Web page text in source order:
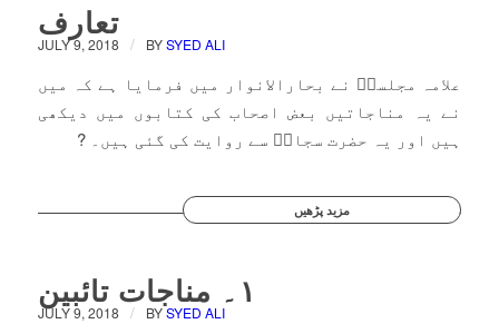
تعارف
JULY 9, 2018 / BYSYED ALI
علامہ مجلسیؒ نے بحارالانوار میں فرمایا ہے کہ میں
نے یہ مناجاتیں بعض اصحاب کی کتابوں میں دیکھی
ہیں اور یہ حضرت سجادؑ سے روایت کی گئی ہیں۔ ?
مزید پڑھیں
۱۔ مناجات تائبین
JULY 9, 2018 / BYSYED ALI